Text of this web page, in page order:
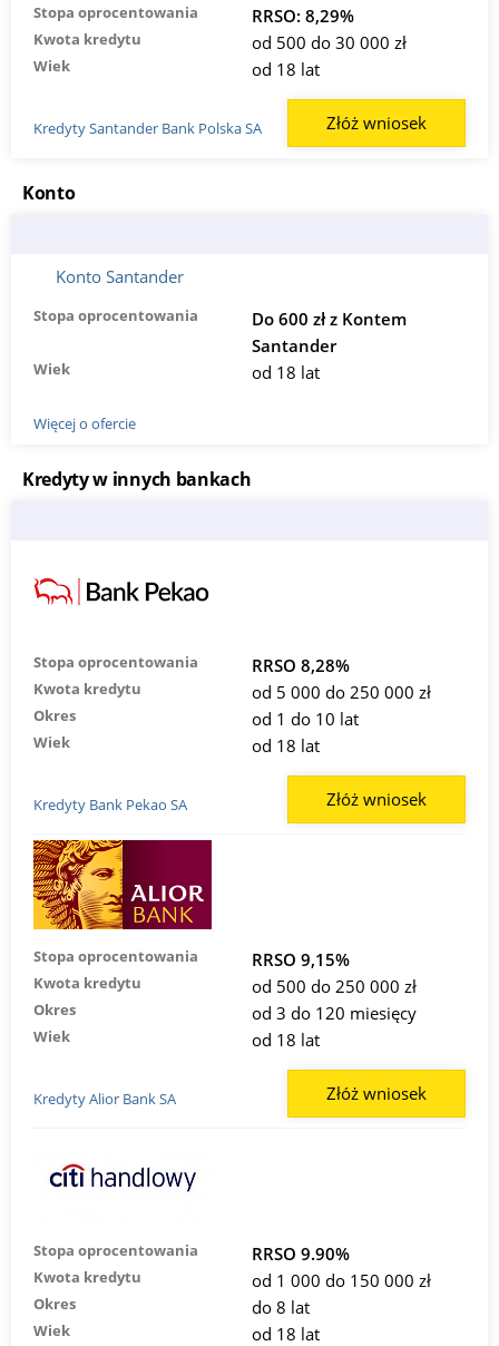
Stopa oprocentowania RRSO: 8,29%
Kwota kredytu od 500 do 30 000 zł
Wiek od 18 lat
Kredyty Santander Bank Polska SA Złóż wniosek
Konto
Konto Santander
Stopa oprocentowania
Do 600 zł z Kontem
Santander
Wiek od 18 lat
Więcej o ofercie
Kredyty w innych bankach
Stopa oprocentowania RRSO 8,28%
Kwota kredytu od 5 000 do 250 000 zł
Okres od 1 do 10 lat
Wiek od 18 lat
Kredyty Bank Pekao SA Złóż wniosek
Stopa oprocentowania RRSO 9,15%
Kwota kredytu od 500 do 250 000 zł
Okres od 3 do 120 miesięcy
Wiek od 18 lat
Kredyty Alior Bank SA Złóż wniosek
Stopa oprocentowania RRSO 9.90%
Kwota kredytu od 1 000 do 150 000 zł
Okres do 8 lat
Wiek od 18 lat